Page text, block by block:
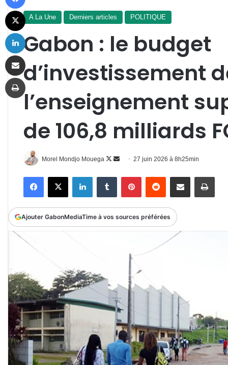
A La Une Derniers articles POLITIQUE
Gabon : le budget
d’investissement
l’enseignement
de 106,8 milliards
Morel Mondjo Mouega
Follow
Envoyer
courriel
27 juin 2026 à 8h25min
FacebookX LinkedinTumblr PinterestReddit Partager par email
Ajouter GabonMediaTime à vos sources préférées
X
Imprimer